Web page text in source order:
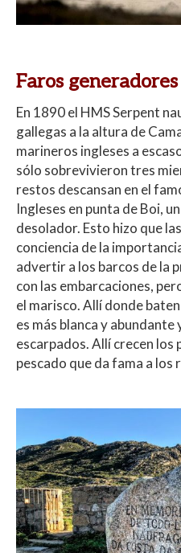
Faros
En 1890 el HMS Serpent
gallegas a la altura de
marineros ingleses a
sólo sobrevivieron tres
restos descansan en el
Ingleses en punta de Boi,
desolador. Esto hizo que
conciencia de la
advertir a los barcos de la
con las embarcaciones,
el marisco.Allí donde
es más blanca y
escarpados. Allí crecen los
pescado que da fama a los